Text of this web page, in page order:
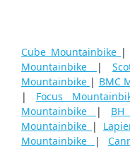
Cube Mountainbike |
Mountainbike
|
Mountainbike | BMC
| Focus
Mountainbike
|
Mountainbike |
Mountainbike
|